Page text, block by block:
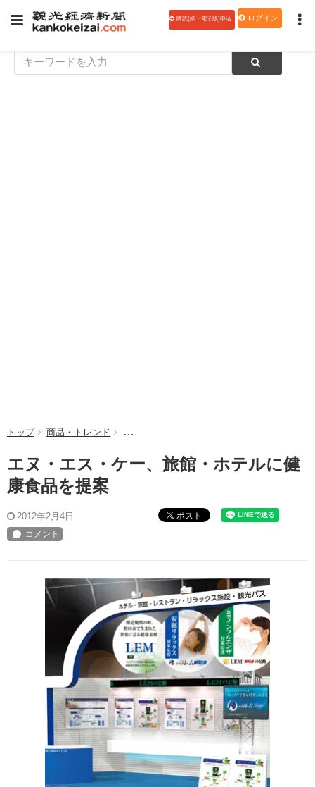
購読(紙・電子版)申込 ログイン
トップ 商品・トレンド エヌ・エス・ケー、旅館・ホテルに健康食品
エヌ・エス・ケー、旅館・ホテルに健
康食品を提案
2012年2月4日 ポスト